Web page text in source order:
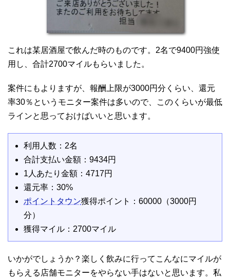
これは某居酒屋で飲んだ時のものです。2名で9400円強使
用し、合計2700マイルもらいました。
案件にもよりますが、報酬上限が3000円分くらい、還元
率30％というモニター案件は多いので、このくらいが最低
ラインと思っておけばいいと思います。
利用人数：2名
合計支払い金額：9434円
1人あたり金額：4717円
還元率：30%
ポイントタウン獲得ポイント：60000（3000円
分）
獲得マイル：2700マイル
いかがでしょうか？楽しく飲みに行ってこんなにマイルが
もらえる店舗モニターをやらない手はないと思います。私